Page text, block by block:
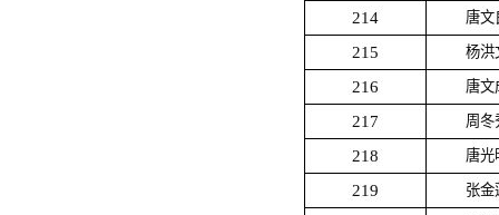
214 唐文
215 杨洪
216 唐文
217 周冬
218 唐光
219 张金